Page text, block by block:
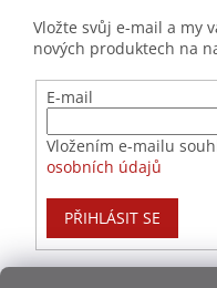
Vložte svůj e-mail a my
nových produktech na
E-mail
Vložením e-mailu
osobních údajů
PŘIHLÁSIT SE